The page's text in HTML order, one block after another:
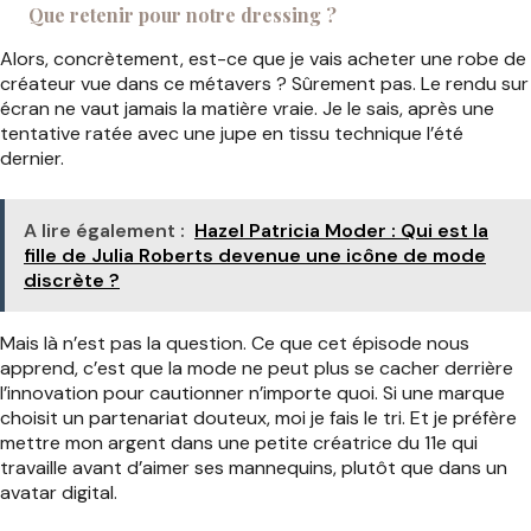
Que retenir pour notre dressing ?
Alors, concrètement, est-ce que je vais acheter une robe de
créateur vue dans ce métavers ? Sûrement pas. Le rendu sur
écran ne vaut jamais la matière vraie. Je le sais, après une
tentative ratée avec une jupe en tissu technique l’été
dernier.
A lire également : Hazel Patricia Moder : Qui est la
fille de Julia Roberts devenue une icône de mode
discrète ?
Mais là n’est pas la question. Ce que cet épisode nous
apprend, c’est que la mode ne peut plus se cacher derrière
l’innovation pour cautionner n’importe quoi. Si une marque
choisit un partenariat douteux, moi je fais le tri. Et je préfère
mettre mon argent dans une petite créatrice du 11e qui
travaille avant d’aimer ses mannequins, plutôt que dans un
avatar digital.